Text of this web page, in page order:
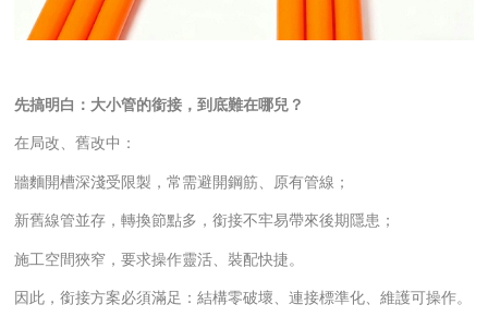
先搞明白： 大小管的銜接，到底難在哪兒？
在局改、舊改中：
牆麵開槽深淺受限製，常需避開鋼筋、原有管線；
新舊線管並存，轉換節點多，銜接不牢易帶來後期隱患；
施工空間狹窄，要求操作靈活、裝配快捷。
因此，銜接方案必須滿足：結構零破壞、連接標準化、維護可操作。